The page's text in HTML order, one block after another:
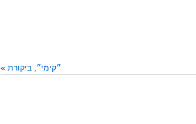
״קימי״, ביקורת »